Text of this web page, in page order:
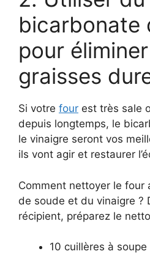
bicarbonate
pour
graisses
Si votre four est très sale
depuis longtemps, le
le vinaigre seront vos
ils vont agir et restaurer
Comment nettoyer le four
de soude et du vinaigre ?
récipient, préparez le
10 cuillères à